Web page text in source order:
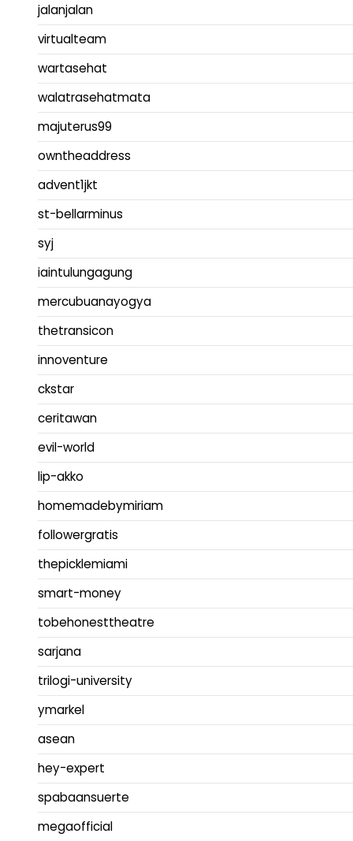
jalanjalan
virtualteam
wartasehat
walatrasehatmata
majuterus99
owntheaddress
advent1jkt
st-bellarminus
syj
iaintulungagung
mercubuanayogya
thetransicon
innoventure
ckstar
ceritawan
evil-world
lip-akko
homemadebymiriam
followergratis
thepicklemiami
smart-money
tobehonesttheatre
sarjana
trilogi-university
ymarkel
asean
hey-expert
spabaansuerte
megaofficial